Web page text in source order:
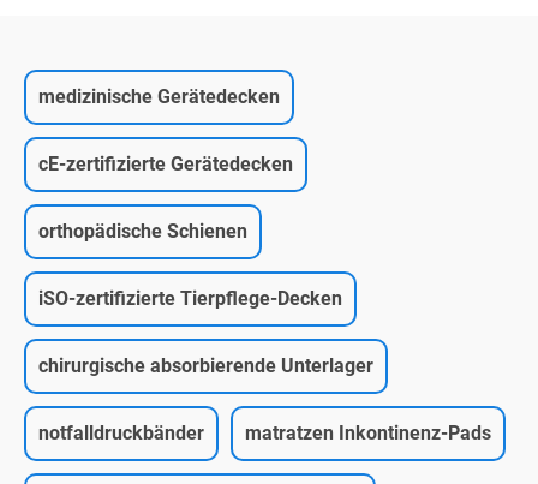
medizinische Gerätedecken
cE-zertifizierte Gerätedecken
orthopädische Schienen
iSO-zertifizierte Tierpflege-Decken
chirurgische absorbierende Unterlager
notfalldruckbänder matratzen Inkontinenz-Pads